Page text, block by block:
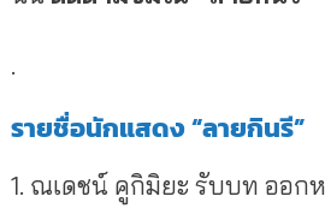
.
รายชื่อนักแสดง“ลายกินรี”
1. ณเดชน์ คูกิมิยะ รับบท ออก